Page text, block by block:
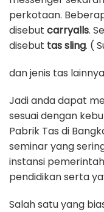
perkotaan.
disebut carryalls.
disebut tas sling. (
dan jenis tas
Jadi anda dapat
sesuai dengan
Pabrik Tas di
seminar yang
instansi
pendidikan serta
Salah satu yang